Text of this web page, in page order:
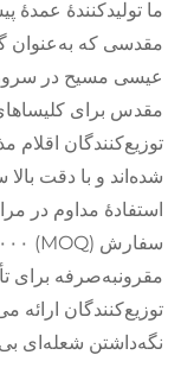
ما تولیدکنندهٔ
مقدسی که به‌عنوان
عیسی مسیح در
مقدس برای
توزیع‌کنندگان
شده‌اند و با دقت
استفادهٔ مداوم در
مقرونبه‌صرفه برای
توزیع‌کنندگان ارائه
نگه‌داشتن شعله‌ای